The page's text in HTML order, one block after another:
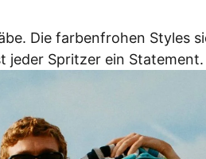
Die farbenfrohen Styles
jeder Spritzer ein Statement.